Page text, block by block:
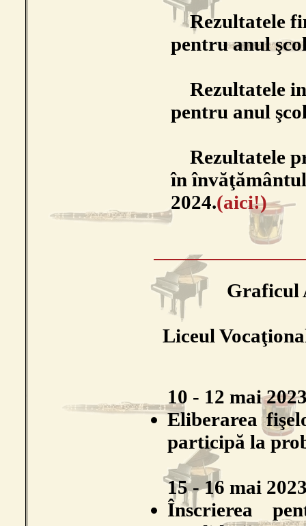
Rezultatele
pentru anul
Rezultatele
pentru anul
Rezultatele
în
2024.(aici!)
Graficul
Liceul
10 - 12 mai
Eliberarea
participă la
15 - 16 mai
Înscrierea